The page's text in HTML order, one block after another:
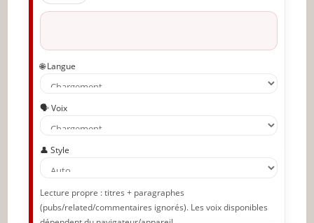
🌐 Langue
🗣️ Voix
👤 Style
Lecture propre : titres + paragraphes
(pubs/related/commentaires ignorés). Les voix disponibles